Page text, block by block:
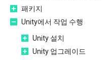
패키지
Unity에서 작업 수행
Unity 설치
Unity 업그레이드